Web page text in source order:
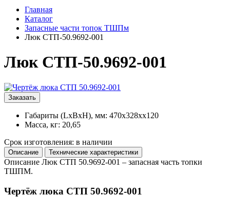
Главная
Каталог
Запасные части топок ТШПм
Люк СТП-50.9692-001
Люк СТП-50.9692-001
Заказать
Габариты (LxBxH), мм: 470x328xx120
Масса, кг: 20,65
Срок изготовления: в наличии
Описание Технические характеристики
Описание Люк СТП 50.9692-001 – запасная часть топки
ТШПМ.
Чертёж люка СТП 50.9692-001